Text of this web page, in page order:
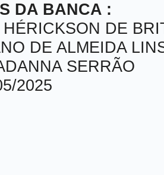
DA BANCA :
DE
DE ALMEIDA
SERRÃO
2025